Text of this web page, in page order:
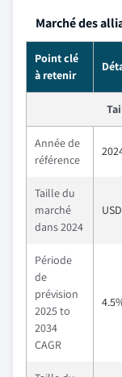
Marché des
Point clé
à retenir
Année de
référence
Taille du
marché
dans 2024
Période
de
prévision
2025 to
2034
CAGR